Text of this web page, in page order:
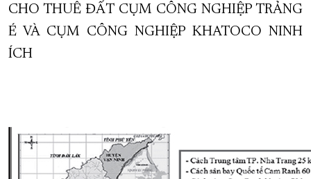
XÂY DỰNG NÔNG THÔN MỚI LỊCH CẮT ĐIỆN
TÀU - XE - MÁY BAY
KỶ NIỆM 370 NĂM XÂY DỰNG VÀ PHÁT TRIỂN TỈNH KHÁNH HÒA
CHO THUÊ ĐẤT CỤM CÔNG NGHIỆP TRẢNG
É VÀ CỤM CÔNG NGHIỆP KHATOCO NINH
ÍCH